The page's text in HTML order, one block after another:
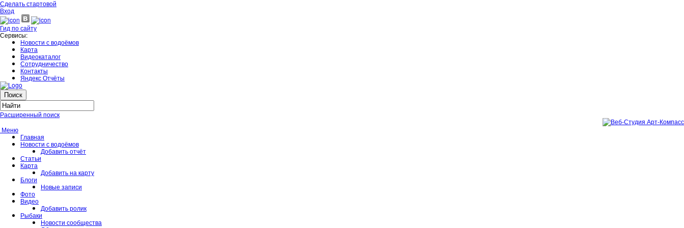
Сделать стартовой
Вход
Гид по сайту
Сервисы:
Новости с водоёмов
Карта
Видеокаталог
Сотрудничество
Контакты
Яндекс Отчёты
Расширенный поиск
Меню
Главная
Новости с водоёмов
Добавить отчёт
Статьи
Карта
Добавить на карту
Блоги
Новые записи
Фото
Видео
Добавить ролик
Рыбаки
Новости сообщества